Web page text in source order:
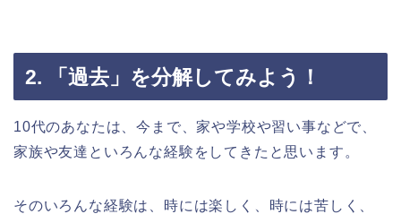
2. 「過去」を分解してみよう！
10代のあなたは、今まで、家や学校や習い事などで、
家族や友達といろんな経験をしてきたと思います。
そのいろんな経験は、時には楽しく、時には苦しく、